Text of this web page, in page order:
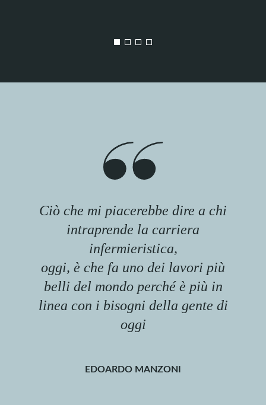
Ciò che mi piacerebbe dire a chi
intraprende la carriera
infermieristica,
oggi, è che fa uno dei lavori più
belli del mondo perché è più in
linea con i bisogni della gente di
oggi
EDOARDO MANZONI